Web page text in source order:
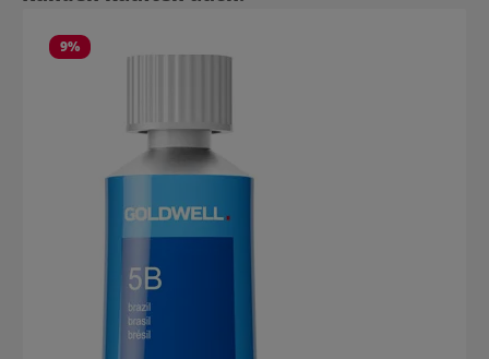
und wird für für mittel- bis dunkelbraune Augenbrauen empfohlen.
in einem mittleren Braunton und wird für dunkelblonde bis
mittelbraune Augenbrauen empfohlen. Ausdrucksstarke
bis zu 6 Wochen und ist wisch- und wasserfest und setzt die
Augenbrauen effektvoll in Szene! Das Set sorgt für betonte
Augenbrauenfarbe, die für viele Wochen hält! Ganz ohne Schminke
sofort toll aussehen mit den Power-Brow Sets von BeautyLash!
(3,5 ml) 1 Tube Oxi Creme (3,5 ml) 1 Färbestäbchen 1
Power-Brow Färbeset für Augenbrauen Augenbrauen mit einem
ölfreien Augen Make-up Entferner reinigen und warten bis sie
vor Anfärbungen zu schützen Zubereitung 1:1: 2 cm Brow Colour
und 2 cm Oxi Creme mixen und gut mit dem Färbestäbchen
9%